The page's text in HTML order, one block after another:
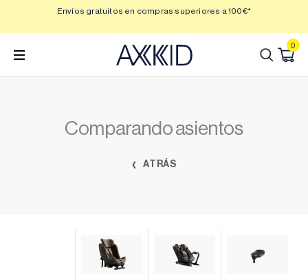
contenido
Envíos gratuitos en compras superiores a 100€*
0
Comparando asientos
ATRÁS